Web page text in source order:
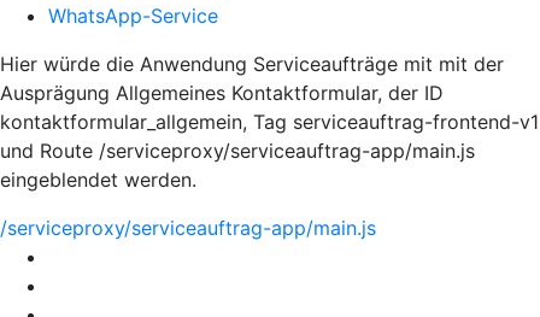
WhatsApp-Service
Hier würde die Anwendung Serviceaufträge mit mit der
Ausprägung Allgemeines Kontaktformular, der ID
kontaktformular_allgemein, Tag serviceauftrag-frontend-v1
und Route /serviceproxy/serviceauftrag-app/main.js
eingeblendet werden.
/serviceproxy/serviceauftrag-app/main.js